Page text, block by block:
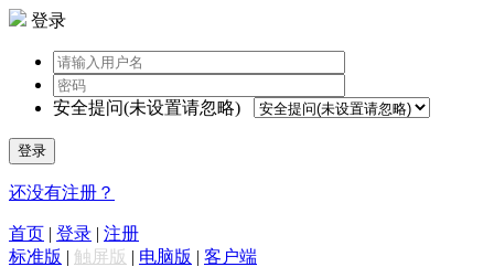
登录
安全提问(未设置请忽略)
登录
还没有注册？
首页 | 登录 | 注册
标准版 | 触屏版 | 电脑版 | 客户端